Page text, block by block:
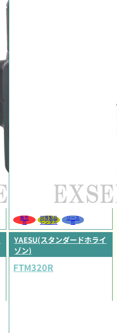
販売
可
同等製品
レンタル
リース
可
YAESU(スタンダードホライ
ゾン)
FTM320R